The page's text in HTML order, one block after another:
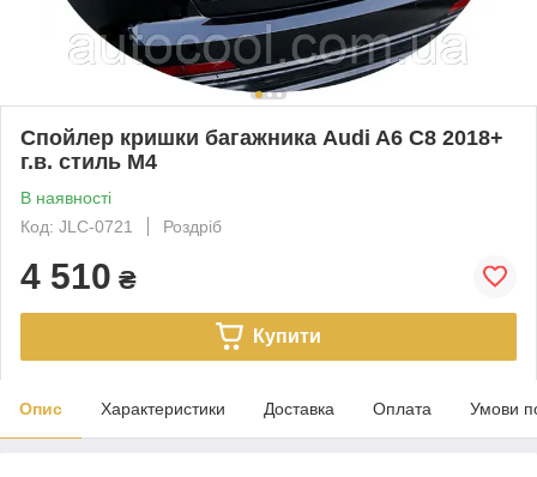
Спойлер кришки багажника Audi A6 C8 2018+
г.в. стиль М4
В наявності
Код: JLC-0721
Роздріб
4 510 ₴
Купити
Опис Характеристики Доставка Оплата Умови